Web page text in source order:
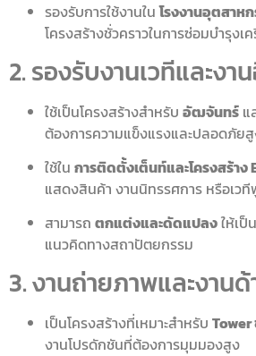
รองรับการใช้งานในโรงงานอุตสาห
โครงสร้างชั่วคราวในการซ่อมบำรุงเ
2. รองรับงานเวทีและงา
ใช้เป็นโครงสร้างสำหรับ อัฒจันทร์ แ
ต้องการความแข็งแรงและปลอดภัย
ใช้ใน การติดตั้งเต็นท์และโครงสร้าง
แสดงสินค้า งานนิทรรศการ หรือเว
สามารถ ตกแต่งและดัดแปลงให้เป็
แนวคิดทางสถาปัตยกรรม
3. งานถ่ายภาพและงาน
เป็นโครงสร้างที่เหมาะสำหรับ
งานโปรดักชันที่ต้องการมุมมองสูง